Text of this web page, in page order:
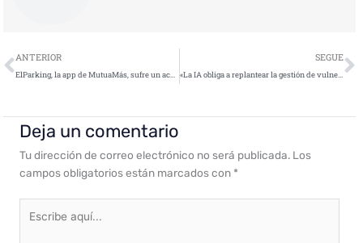
Ant
ANTERIOR
ElParking, la app de MutuaMás, sufre un acceso no autorizado a datos de clientes
SEGUE
«La IA obliga a replantear la gestión de vulnerabilidades en las empresas»
Deja un comentario
Tu dirección de correo electrónico no será publicada. Los
campos obligatorios están marcados con *
aquí...